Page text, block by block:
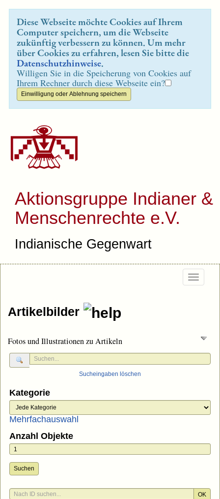
Diese Webseite möchte Cookies auf Ihrem
Computer speichern, um die Webseite
zukünftig verbessern zu können. Um mehr
über Cookies zu erfahren, lesen Sie bitte die
Datenschutzhinweise.
Willigen Sie in die Speicherung von Cookies auf
Ihrem Rechner durch diese Webseite ein?
Aktionsgruppe Indianer &
Menschenrechte e.V.
Indianische Gegenwart
Artikelbilder
Fotos und Illustrationen zu Artikeln
Sucheingaben löschen
Kategorie
Mehrfachauswahl
Anzahl Objekte
Suchen
OK